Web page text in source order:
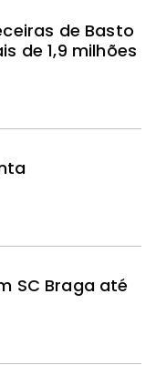
de Basto
de 1,9 milhões
SC Braga até